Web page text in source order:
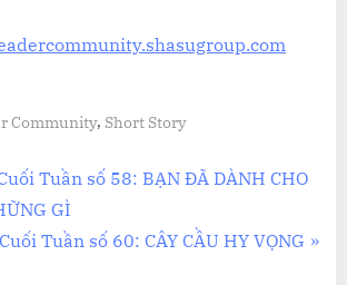
Community, Short Story
Tuần số 58: BẠN ĐÃ DÀNH CHO
GÌ
Tuần số 60: CÂY CẦU HY VỌNG